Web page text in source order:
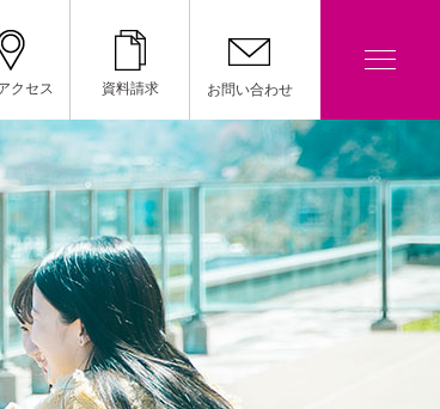
クセス 資料請求 お問い合わせ